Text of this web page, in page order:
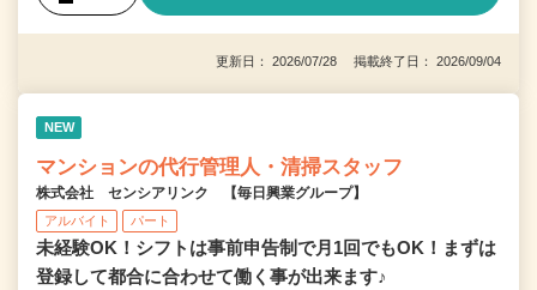
更新日： 2026/07/28 掲載終了日： 2026/09/04
NEW
マンションの代行管理人・清掃スタッフ
株式会社 センシアリンク 【毎日興業グループ】
アルバイト パート
未経験OK！シフトは事前申告制で月1回でもOK！まずは
登録して都合に合わせて働く事が出来ます♪